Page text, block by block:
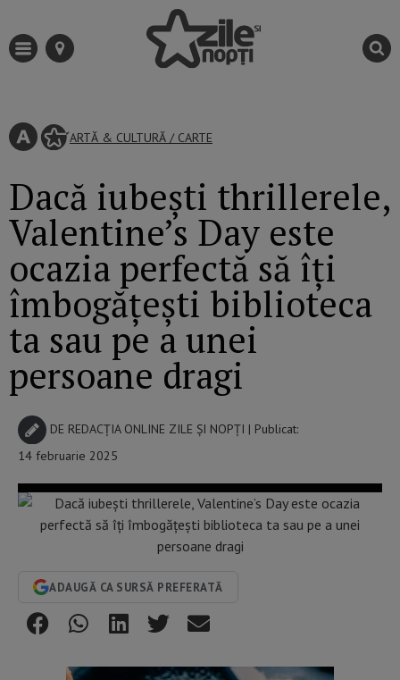
ARTĂ & CULTURĂ / CARTE
Dacă iubești thrillerele,
Valentine’s Day este
ocazia perfectă să îți
îmbogățești biblioteca
ta sau pe a unei
persoane dragi
DE REDACȚIA ONLINE ZILE ȘI NOPȚI | Publicat:
14 februarie 2025
ADAUGĂ CA SURSĂ PREFERATĂ